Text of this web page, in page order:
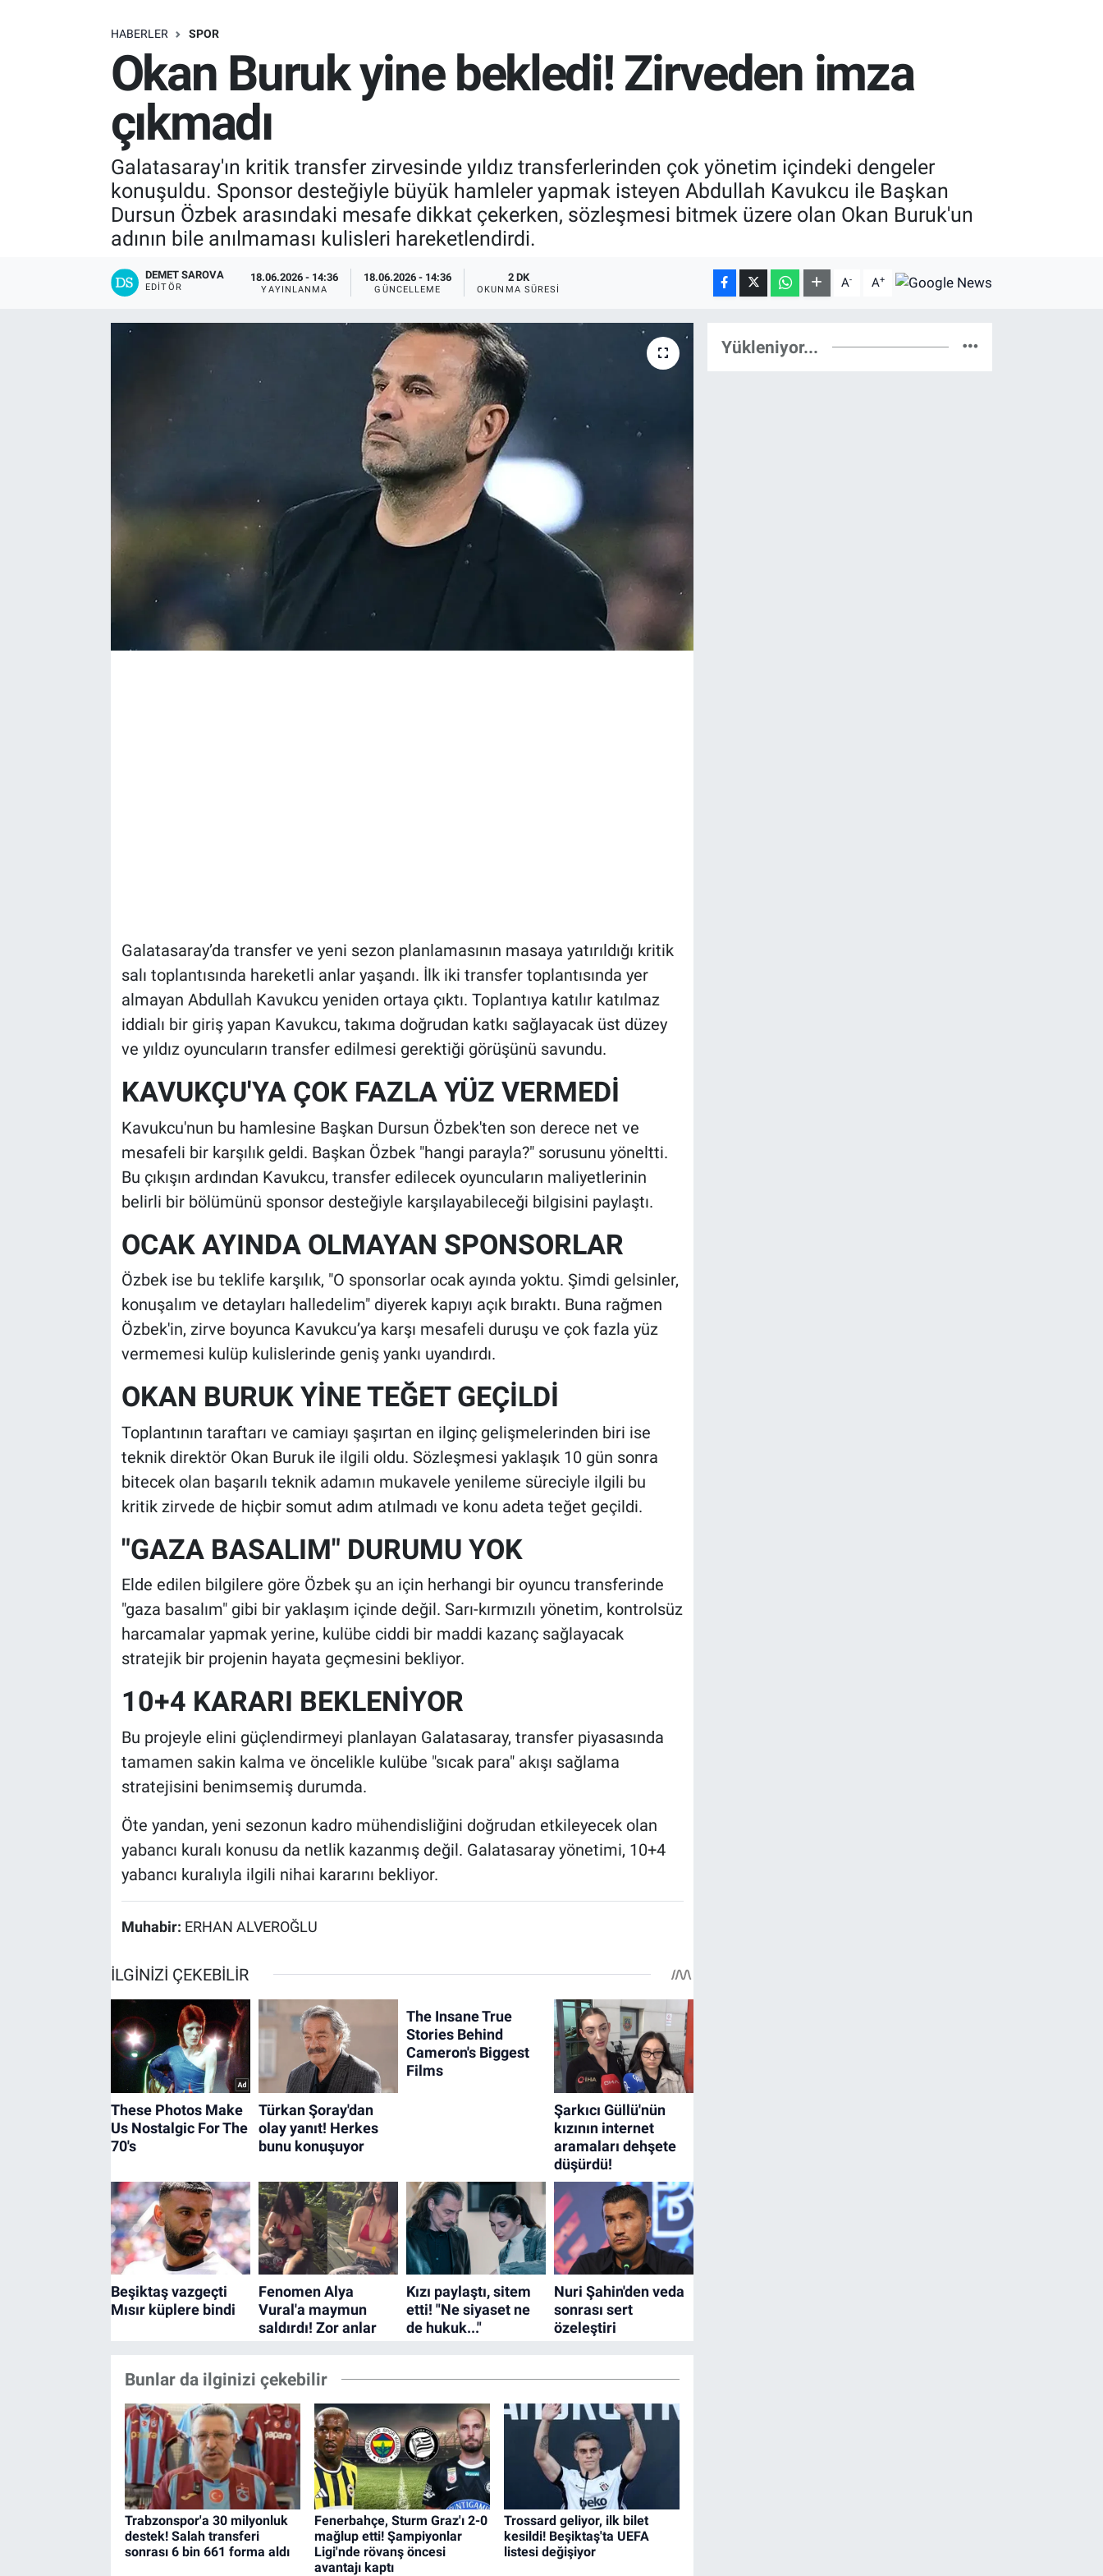
HABERLER SPOR
Okan Buruk yine bekledi! Zirveden imza
çıkmadı
Galatasaray'ın kritik transfer zirvesinde yıldız transferlerinden çok yönetim içindeki dengeler
konuşuldu. Sponsor desteğiyle büyük hamleler yapmak isteyen Abdullah Kavukcu ile Başkan
Dursun Özbek arasındaki mesafe dikkat çekerken, sözleşmesi bitmek üzere olan Okan Buruk'un
adının bile anılmaması kulisleri hareketlendirdi.
DEMET SAROVA
EDITÖR
18.06.2026 - 14:36
YAYINLANMA
18.06.2026 - 14:36
GÜNCELLEME
2 DK
OKUNMA SÜRESI A- A+
Galatasaray’da transfer ve yeni sezon planlamasının masaya yatırıldığı kritik
salı toplantısında hareketli anlar yaşandı. İlk iki transfer toplantısında yer
almayan Abdullah Kavukcu yeniden ortaya çıktı. Toplantıya katılır katılmaz
iddialı bir giriş yapan Kavukcu, takıma doğrudan katkı sağlayacak üst düzey
ve yıldız oyuncuların transfer edilmesi gerektiği görüşünü savundu.
KAVUKÇU'YA ÇOK FAZLA YÜZ VERMEDİ
Kavukcu'nun bu hamlesine Başkan Dursun Özbek'ten son derece net ve
mesafeli bir karşılık geldi. Başkan Özbek "hangi parayla?" sorusunu yöneltti.
Bu çıkışın ardından Kavukcu, transfer edilecek oyuncuların maliyetlerinin
belirli bir bölümünü sponsor desteğiyle karşılayabileceği bilgisini paylaştı.
OCAK AYINDA OLMAYAN SPONSORLAR
Özbek ise bu teklife karşılık, "O sponsorlar ocak ayında yoktu. Şimdi gelsinler,
konuşalım ve detayları halledelim" diyerek kapıyı açık bıraktı. Buna rağmen
Özbek'in, zirve boyunca Kavukcu’ya karşı mesafeli duruşu ve çok fazla yüz
vermemesi kulüp kulislerinde geniş yankı uyandırdı.
OKAN BURUK YİNE TEĞET GEÇİLDİ
Toplantının taraftarı ve camiayı şaşırtan en ilginç gelişmelerinden biri ise
teknik direktör Okan Buruk ile ilgili oldu. Sözleşmesi yaklaşık 10 gün sonra
bitecek olan başarılı teknik adamın mukavele yenileme süreciyle ilgili bu
kritik zirvede de hiçbir somut adım atılmadı ve konu adeta teğet geçildi.
"GAZA BASALIM" DURUMU YOK
Elde edilen bilgilere göre Özbek şu an için herhangi bir oyuncu transferinde
"gaza basalım" gibi bir yaklaşım içinde değil. Sarı-kırmızılı yönetim, kontrolsüz
harcamalar yapmak yerine, kulübe ciddi bir maddi kazanç sağlayacak
stratejik bir projenin hayata geçmesini bekliyor.
10+4 KARARI BEKLENİYOR
Bu projeyle elini güçlendirmeyi planlayan Galatasaray, transfer piyasasında
tamamen sakin kalma ve öncelikle kulübe "sıcak para" akışı sağlama
stratejisini benimsemiş durumda.
Öte yandan, yeni sezonun kadro mühendisliğini doğrudan etkileyecek olan
yabancı kuralı konusu da netlik kazanmış değil. Galatasaray yönetimi, 10+4
yabancı kuralıyla ilgili nihai kararını bekliyor.
Muhabir: ERHAN ALVEROĞLU
Bunlar da ilginizi çekebilir
Trabzonspor'a 30 milyonluk
destek! Salah transferi
sonrası 6 bin 661 forma aldı
Fenerbahçe, Sturm Graz'ı 2-0
mağlup etti! Şampiyonlar
Ligi'nde rövanş öncesi
avantajı kaptı
Trossard geliyor, ilk bilet
kesildi! Beşiktaş'ta UEFA
listesi değişiyor
Yükleniyor...
ÖZEL HABER
ASTROLOJİ
RESMİ İLANLAR